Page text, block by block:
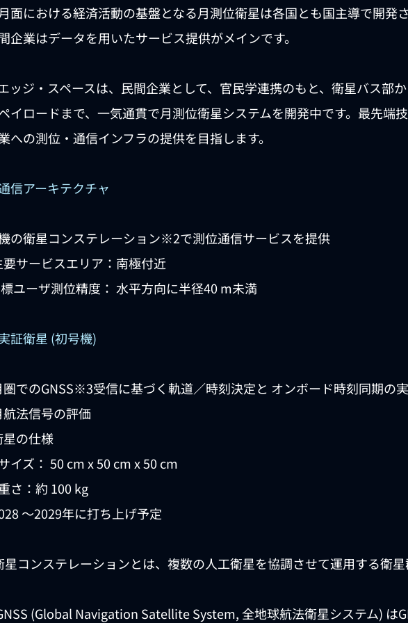
面における経済活動の基盤となる月測位衛星は各国とも国主導で開発
企業はデータを用いたサービス提供がメインです。
ッジ・スペースは、民間企業として、官民学連携のもと、衛星バス部
イロードまで、一気通貫で月測位衛星システムを開発中です。最先端技
への測位・通信インフラの提供を目指します。
信アーキテクチャ
の衛星コンステレーション※2で測位通信サービスを提供
要サービスエリア：南極付近
ユーザ測位精度： 水平方向に半径40 m未満
証衛星 (初号機)
圏でのGNSS※3受信に基づく軌道／時刻決定と オンボード時刻同期の
航法信号の評価
星の仕様
イズ： 50 cm x 50 cm x 50 cm
さ：約 100 kg
～2029年に打ち上げ予定
コンステレーションとは、複数の人工衛星を協調させて運用する衛星
(Global Navigation Satellite System, 全地球航法衛星システム) は